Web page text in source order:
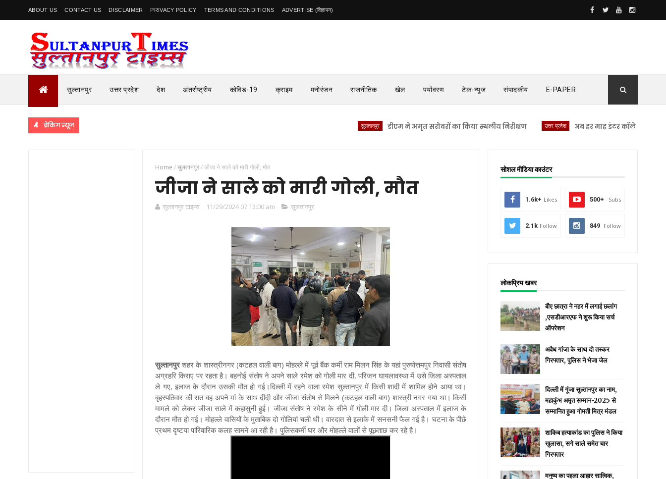
ABOUT US CONTACT US DISCLAIMER PRIVACY POLICY TERMS AND CONDITIONS ADVERTISE (विज्ञापन)
सुल्तानपुर उत्तर प्रदेश देश अंतर्राष्ट्रीय कोविड-19 क्राइम मनोरंजन राजनीतिक खेल पर्यावरण टेक-न्यूज संपादकीय E-PAPER
ब्रेकिंग न्यूज डीएम ने अमृत सरोवरों का किया स्थलीय निरीक्षण उत्तर प्रदेश अब हर माह इंटर कॉलेज पहुंचेंगे IAS, IPS
Home /सुलतानपुर/जीजा ने साले को मारी गोली, मौत
जीजा ने साले को मारी गोली, मौत
सुल्तानपुर टाइम्स 11/29/2024 07:13:00 am सुलतानपुर
सुल्तानपुरशहर के शास्त्रीनगर (कटहल वाली बाग) मोहल्ले में पूर्व बैंक कर्मी राम मिलन सिंह के यहां पुरुषोत्तमपुर निवासी संतोष
अग्रहरि किराए पर रहता है। बहनोई संतोष ने अपने साले रमेश को गोली मार दी, परिजन घायलावस्था में उसे जिला अस्पताल
ले गए, इलाज के दौरान उसकी मौत हो गई।दिल्ली में रहने वाला रमेश सुल्तानपुर में किसी शादी में शामिल होने आया था।
बृहस्पतिवार की रात वह अपने मां के साथ दीदी और जीजा संतोष से मिलने (कटहल वाली बाग) शास्त्री नगर गया था। किसी
मामले को लेकर जीजा साले में कहासुनी हुई। जीजा संतोष ने रमेश के सीने में गोली मार दी। जिला अस्पताल में इलाज के
दौरान मौत हो गई। मोहल्ले वासियों के मुताबिक दो गोलियां चली थी। वारदात से इलाके में सनसनी फैल गई है। घटना के पीछे
प्रथम दृष्टया पारिवारिक कलह सामने आ रही है। पुलिसकर्मी घर और मोहल्ले वालों से पूछताछ कर रहे है।
सोशल मीडिया काउंटर
1.6k+ Likes 500+ Subs
2.1k Follow 849 Follow
लोकप्रिय खबर
बीए छात्रा ने नहर में लगाई छलांग
,एसडीआरएफ ने शुरू किया सर्च
ऑपरेशन
अवैध गांजा के साथ दो तस्कर
गिरफ्तार, पुलिस ने भेजा जेल
दिल्ली में गूंजा सुल्तानपुर का नाम,
महाकुंभ अमृत सम्मान-2025 से
सम्मानित हुआ गोमती मित्र मंडल
शाकिब हत्याकांड का पुलिस ने किया
खुलासा, सगे साले समेत चार
गिरफ्तार
मनुष्य का पहला आहार सात्विक,